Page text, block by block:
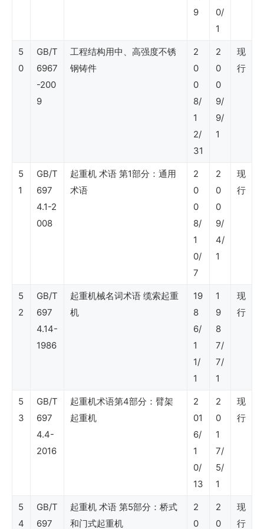
（法
（审
计）
9
0/
1
5
0
GB/T
6967
-200
9
工程结构用中、高强度不锈
钢铸件
2
0
0
8/
1
2/
31
2
0
0
9/
9/
1
现
行
5
1
GB/T
697
4.1-2
008
起重机 术语 第1部分：通用
术语
2
0
0
8/
1
0/
7
2
0
0
9/
4/
1
现
行
5
2
GB/T
697
4.14-
1986
起重机械名词术语 缆索起重
机
19
8
6/
1
1/
1
1
9
8
7/
7/
1
现
行
5
3
GB/T
697
4.4-
2016
起重机术语第4部分：臂架
起重机
2
01
6/
1
0/
13
2
0
1
7/
5/
1
现
行
5
4
GB/T
697
起重机 术语 第5部分：桥式
和门式起重机
2
0
2
0
现
行